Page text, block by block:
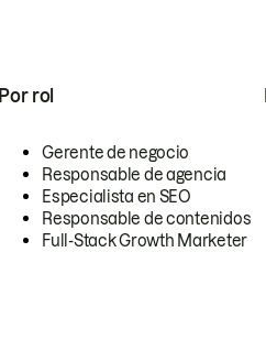
Por rol
Gerente de negocio
Responsable de agencia
Especialista en SEO
Responsable de contenidos
Full-Stack Growth Marketer